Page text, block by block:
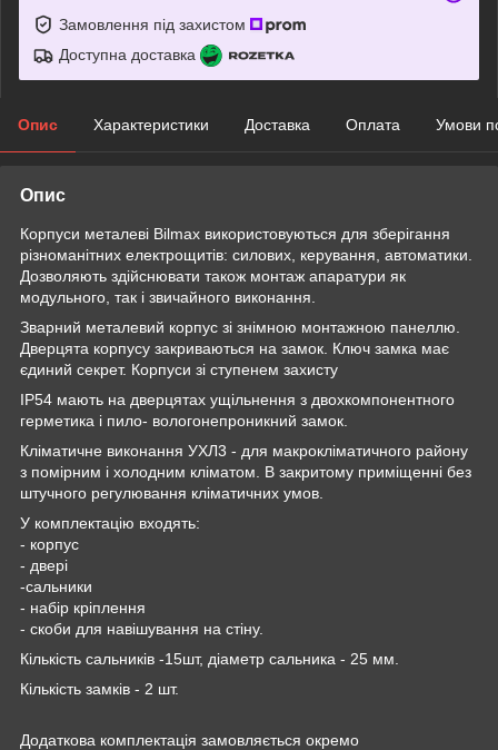
Замовлення під захистом
Доступна доставка
Опис Характеристики Доставка Оплата Умови
Опис
Корпуси металеві Bilmax використовуються для зберігання
різноманітних електрощитів: силових, керування, автоматики.
Дозволяють здійснювати також монтаж апаратури як
модульного, так і звичайного виконання.
Зварний металевий корпус зі знімною монтажною панеллю.
Дверцята корпусу закриваються на замок. Ключ замка має
єдиний секрет. Корпуси зі ступенем захисту
IP54 мають на дверцятах ущільнення з двохкомпонентного
герметика і пило- вологонепроникний замок.
Кліматичне виконання УХЛ3 - для макрокліматичного району
з помірним і холодним кліматом. В закритому приміщенні без
штучного регулювання кліматичних умов.
У комплектацію входять:
- корпус
- двері
-сальники
- набір кріплення
- скоби для навішування на стіну.
Кількість сальників -15шт, діаметр сальника - 25 мм.
Кількість замків - 2 шт.
Додаткова комплектація замовляється окремо